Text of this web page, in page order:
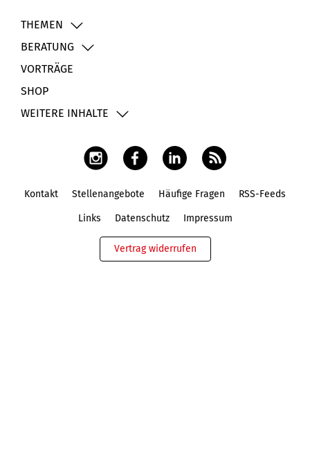
THEMEN
BERATUNG
VORTRÄGE
SHOP
WEITERE INHALTE
Kontakt Stellenangebote Häufige Fragen RSS-Feeds
Links Datenschutz Impressum
Vertrag widerrufen